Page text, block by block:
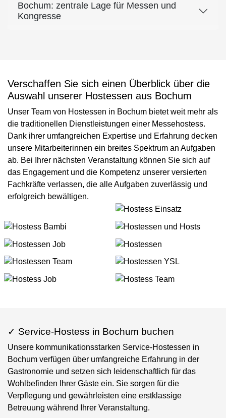
Bochum: zentrale Lage für Messen und
Kongresse
Verschaffen Sie sich einen Überblick über die
Auswahl unserer Hostessen aus Bochum
Unser Team von Hostessen in Bochum bietet weit mehr als
die traditionellen Dienstleistungen einer Messehostess.
Dank ihrer umfangreichen Expertise und Erfahrung decken
unsere Mitarbeiterinnen ein breites Spektrum an Aufgaben
ab. Bei Ihrer nächsten Veranstaltung können Sie sich auf
das Engagement und die Kompetenz unserer versierten
Fachkräfte verlassen, die alle Aufgaben zuverlässig und
erfolgreich bewältigen.
✓ Service-Hostess in Bochum buchen
Unsere kommunikationsstarken Service-Hostessen in
Bochum verfügen über umfangreiche Erfahrung in der
Gastronomie und setzen sich leidenschaftlich für das
Wohlbefinden Ihrer Gäste ein. Sie sorgen für die
Verpflegung und gewährleisten eine erstklassige
Betreuung während Ihrer Veranstaltung.